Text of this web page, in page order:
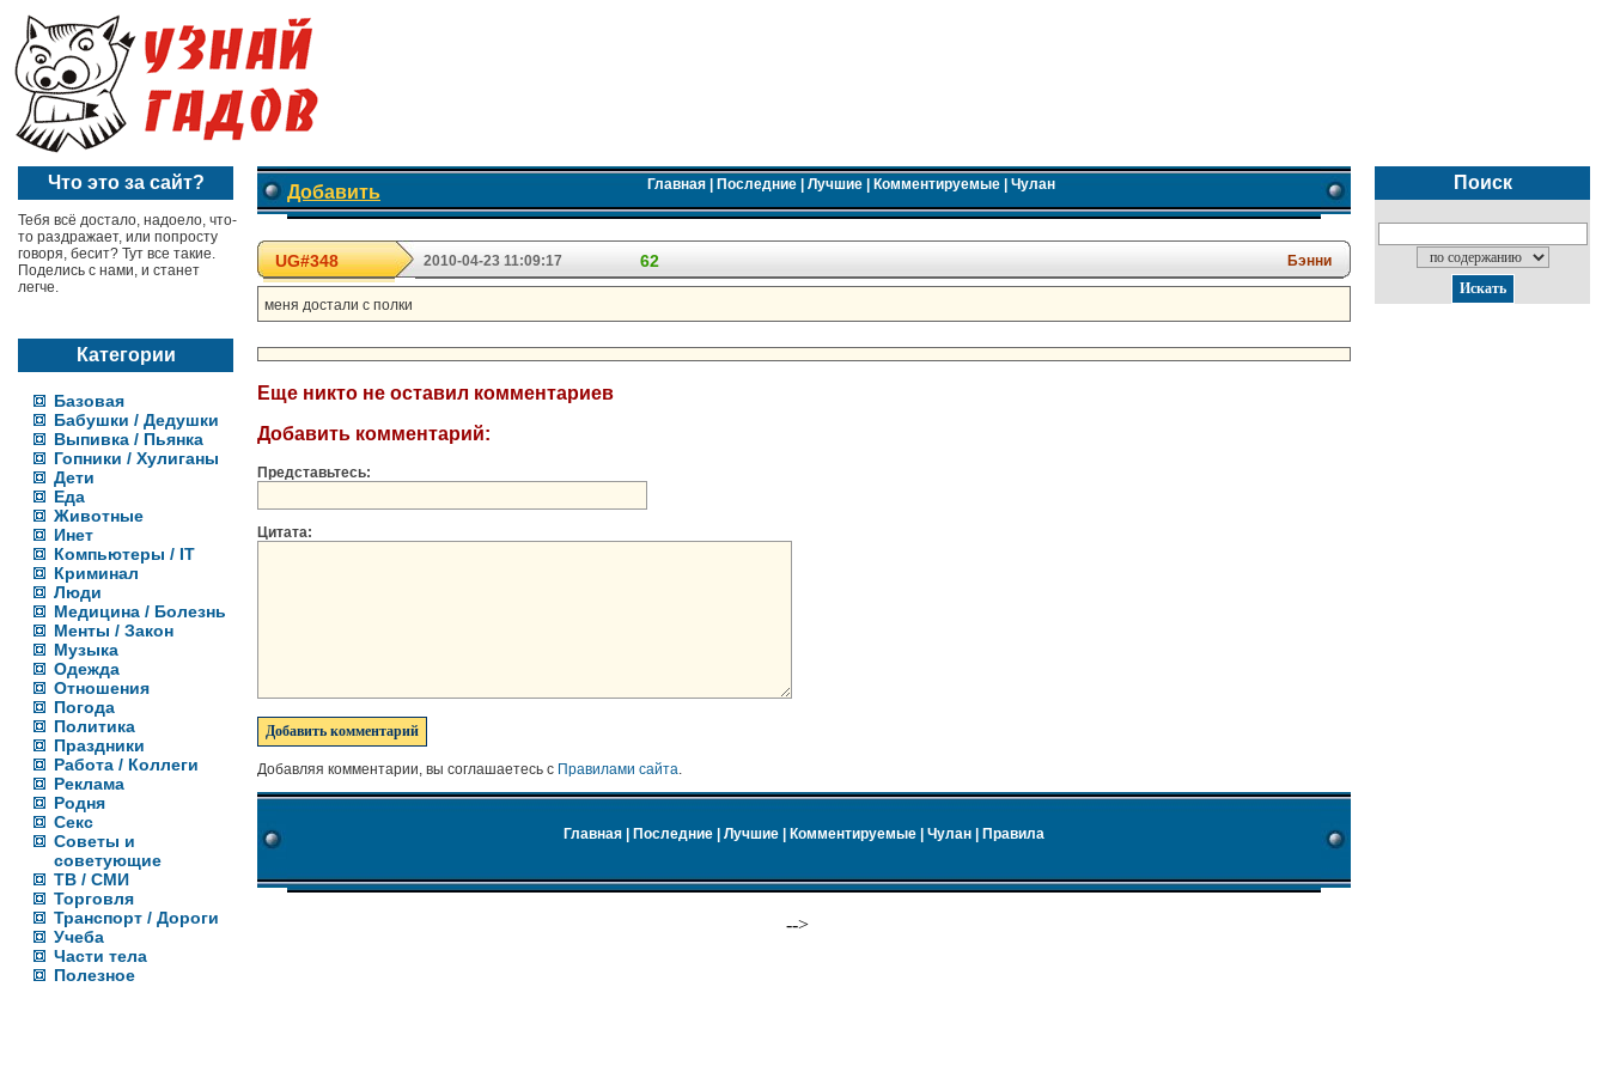
Что это за сайт?
Тебя всё достало, надоело, что-
то раздражает, или попросту
говоря, бесит? Тут все такие.
Поделись с нами, и станет
легче.
Категории
Базовая
Бабушки / Дедушки
Выпивка / Пьянка
Гопники / Хулиганы
Дети
Еда
Животные
Инет
Компьютеры / IT
Криминал
Люди
Медицина / Болезнь
Менты / Закон
Музыка
Одежда
Отношения
Погода
Политика
Праздники
Работа / Коллеги
Реклама
Родня
Секс
Советы и
советующие
ТВ / СМИ
Торговля
Транспорт / Дороги
Учеба
Части тела
Полезное
Добавить Главная| Последние| Лучшие| Комментируемые| Чулан
UG#348 2010-04-23 11:09:17 62 Бэнни
меня достали с полки
Еще никто не оставил комментариев
Добавить комментарий:
Представьтесь:
Цитата:
Добавляя комментарии, вы соглашаетесь с Правилами сайта.
Главная Последние Лучшие Комментируемые Чулан Правила
-->
Поиск